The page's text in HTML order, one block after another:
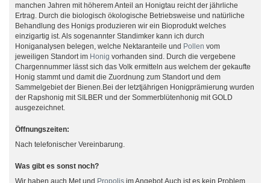
manchen Jahren mit höherem Anteil an Honigtau reicht der jährliche
Ertrag. Durch die biologisch ökologische Betriebsweise und natürliche
Behandlung des Honigs produzieren wir ein Bioprodukt welches
einzigartig ist. Als sogenannter Standimker kann ich durch
Honiganalysen belegen, welche Nektaranteile und Pollen vom
jeweiligen Standort im Honig vorhanden sind. Durch die vergebene
Chargennummer lässt sich das Volk ermitteln aus welchem der gekaufte
Honig stammt und damit die Zuordnung zum Standort und dem
Sammelgebiet der Bienen.Bei der letztjährigen Honigprämierung wurden
der Rapshonig mit SILBER und der Sommerblütenhonig mit GOLD
ausgezeichnet.
Öffnungszeiten:
Nach telefonischer Vereinbarung.
Was gibt es sonst noch?
Wir haben auch Met und Propolis im Angebot.Auch ist es kein Problem